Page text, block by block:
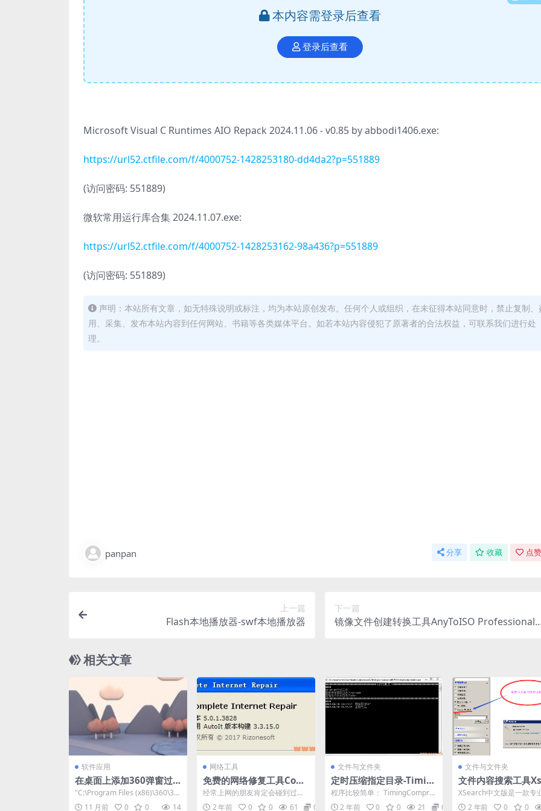
本内容需登录后查看
登录后查看
Microsoft Visual C Runtimes AIO Repack 2024.11.06 - v0.85 by abbodi1406.exe:
https://url52.ctfile.com/f/4000752-1428253180-dd4da2?p=551889
(访问密码: 551889)
微软常用运行库合集 2024.11.07.exe:
https://url52.ctfile.com/f/4000752-1428253162-98a436?p=551889
(访问密码: 551889)
声明：本站所有文章，如无特殊说明或标注，均为本站原创发布。任何个人或组织，在未征得本站同意时，禁止复制、
用、采集、发布本站内容到任何网站、书籍等各类媒体平台。如若本站内容侵犯了原著者的合法权益，可联系我们进行处
理。
panpan 分享 收藏 点
上一篇
Flash本地播放器-swf本地播放器
下一篇
镜像文件创建转换工具AnyToISO Professional
相关文章
软件应用
在桌面上添加360弹窗过
滤快捷方式
"C:\Program Files (x86)\360\36
0Safe\safe...
11 月前 0 0 14
网络工具
免费的网络修复工具Com
plete Internet Repair
5.0.1 Build 3828 中文版
经常上网的朋友肯定会碰到过网
络突然间因为某个软件或不知道
2 年前 0 0 61 0
文件与文件夹
定时压缩指定目录-Timin
gCompression程序-定时
压缩目录
程序比较简单： TimingCompre
ssion.exe.config文件中可...
2 年前 0 0 21 0
文件与文件夹
文件内容搜索工具
h汉化版 V0.23
XSearch中文版是一款专
索工具，采用强大的搜索
2 年前 0 0